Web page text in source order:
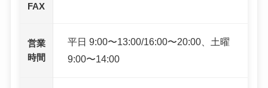
FAX
営業
時間
平日 9:00〜13:00/16:00〜20:00、土曜
9:00〜14:00